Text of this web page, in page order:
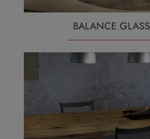
BALANCE GLASS